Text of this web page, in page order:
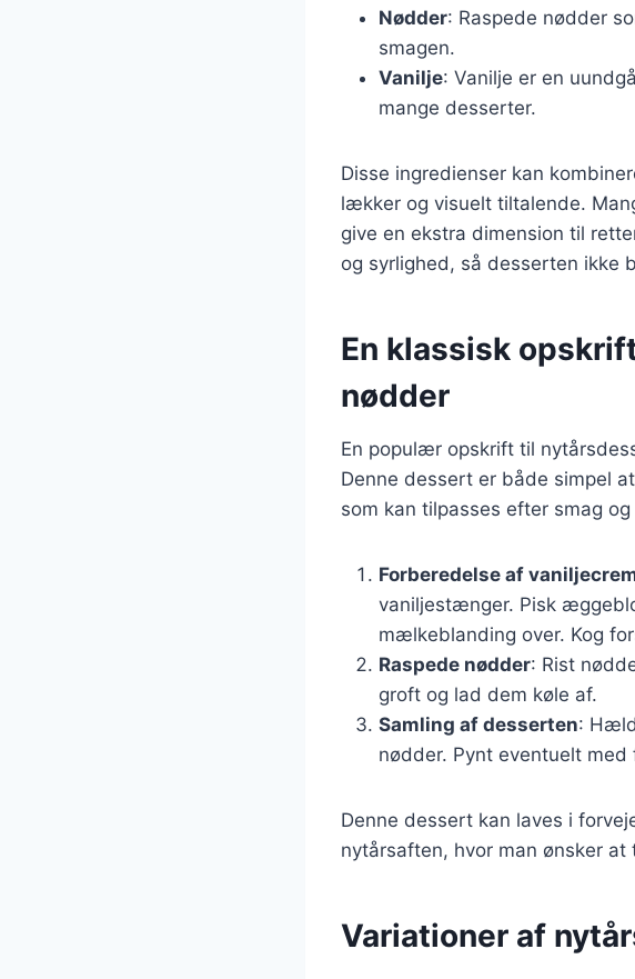
Nødder: Raspede nødder
smagen.
Vanilje: Vanilje er en
mange desserter.
Disse ingredienser kan
lækker og visuelt tiltalende.
give en ekstra dimension til
og syrlighed, så desserten ikke
En klassisk
nødder
En populær opskrift til
Denne dessert er både simpel
som kan tilpasses efter smag
Forberedelse af
vaniljestænger. Pisk
mælkeblanding over. Kog
Raspede nødder: Rist
groft og lad dem køle af.
Samling af desserten:
nødder. Pynt eventuelt
Denne dessert kan laves i
nytårsaften, hvor man ønsker
Variationer af